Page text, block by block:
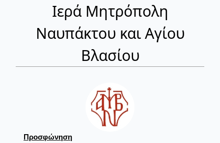
Ιερά Μητρόπολη
Ναυπάκτου και Αγίου
Βλασίου
Προσφώνηση